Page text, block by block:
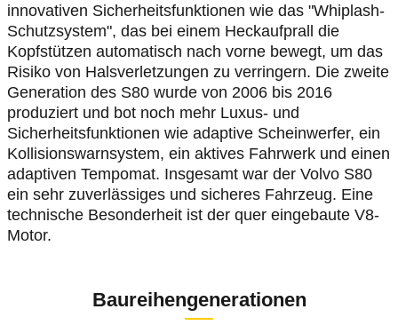
innovativen Sicherheitsfunktionen wie das "Whiplash-
Schutzsystem", das bei einem Heckaufprall die
Kopfstützen automatisch nach vorne bewegt, um das
Risiko von Halsverletzungen zu verringern. Die zweite
Generation des S80 wurde von 2006 bis 2016
produziert und bot noch mehr Luxus- und
Sicherheitsfunktionen wie adaptive Scheinwerfer, ein
Kollisionswarnsystem, ein aktives Fahrwerk und einen
adaptiven Tempomat. Insgesamt war der Volvo S80
ein sehr zuverlässiges und sicheres Fahrzeug. Eine
technische Besonderheit ist der quer eingebaute V8-
Motor.
Baureihengenerationen